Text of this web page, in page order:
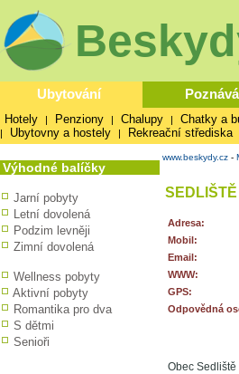
Ubytování
Hotely | Penziony | Chalupy | Chatky a
| Ubytovny a hostely | Rekreační střediska
Výhodné balíčky
Jarní pobyty
Letní dovolená
Podzim levněji
Zimní dovolená
Wellness pobyty
Aktivní pobyty
Romantika pro dva
S dětmi
Senioři
www.beskydy.cz-
Adresa:
Mobil:
Email:
WWW:
GPS:
Odpovědná
Obec